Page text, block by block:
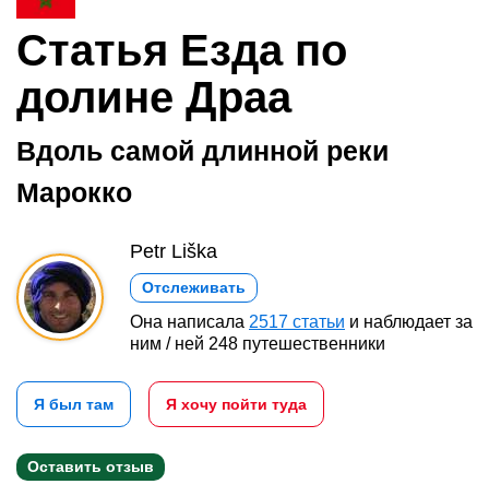
Статья Езда по
долине Драа
Вдоль самой длинной реки
Марокко
Petr Liška
Отслеживать
Она написала 2517 статьи и наблюдает за
ним / ней 248 путешественники
Я был там Я хочу пойти туда
Оставить отзыв